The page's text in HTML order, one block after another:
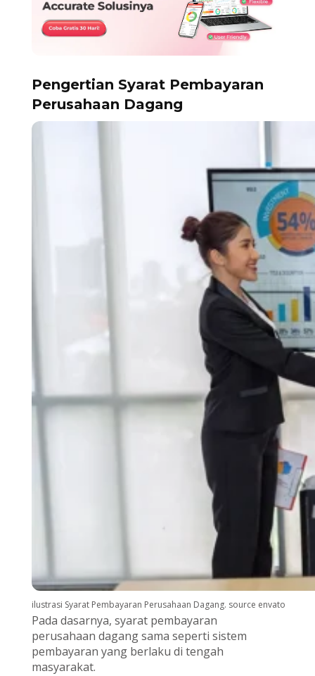
Pengertian Syarat Pembayaran
Perusahaan Dagang
ilustrasi Syarat Pembayaran Perusahaan Dagang. source envato
Pada dasarnya, syarat pembayaran
perusahaan dagang sama seperti sistem
pembayaran yang berlaku di tengah
masyarakat.